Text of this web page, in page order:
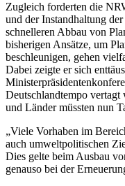
Zugleich forderten die
und der Instandhaltung
schnelleren Abbau von
bisherigen Ansätze, um
beschleunigen, gehen
Dabei zeigte er sich
Deutschlandtempo
und Länder müssten nun
„Viele Vorhaben im
auch umweltpolitischen
Dies gelte beim Ausbau
genauso bei der